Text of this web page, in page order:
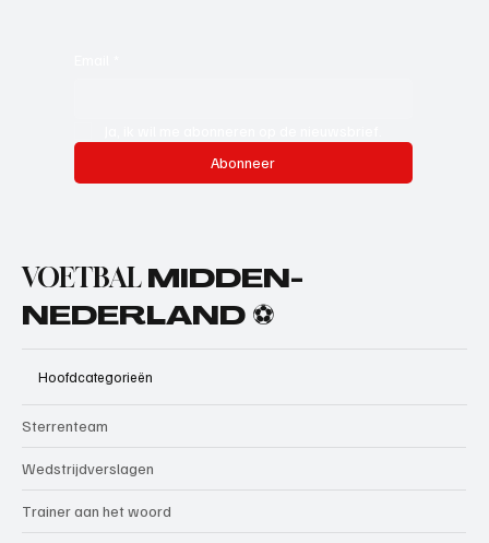
Abonneer
VOETBAL MIDDEN-
NEDERLAND ⚽
Hoofdcategorieën
Sterrenteam
Wedstrijdverslagen
Trainer aan het woord